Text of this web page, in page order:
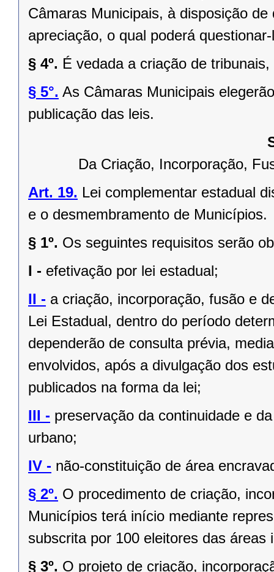
Câmaras Municipais, à disposição
apreciação, o qual poderá
§ 4º. É vedada a criação de
§ 5°. As Câmaras Municipais
publicação das leis.
Da Criação, Incorporação,
Art. 19. Lei complementar estadual
e o desmembramento de Municípios.
§ 1º. Os seguintes requisitos serão
I - efetivação por lei estadual;
II - a criação, incorporação, fusão e
Lei Estadual, dentro do período
dependerão de consulta prévia,
envolvidos, após a divulgação dos
publicados na forma da lei;
III - preservação da continuidade e
urbano;
IV - não-constituição de área
§ 2º. O procedimento de criação,
Municípios terá início mediante
subscrita por 100 eleitores das
§ 3º. O projeto de criação,